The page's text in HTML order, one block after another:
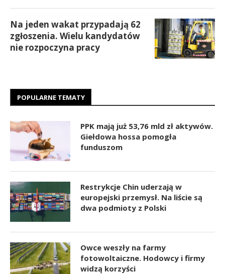
Na jeden wakat przypadają 62
zgłoszenia. Wielu kandydatów
nie rozpoczyna pracy
POPULARNE TEMATY
PPK mają już 53,76 mld zł aktywów.
Giełdowa hossa pomogła
funduszom
Restrykcje Chin uderzają w
europejski przemysł. Na liście są
dwa podmioty z Polski
Owce weszły na farmy
fotowoltaiczne. Hodowcy i firmy
widzą korzyści